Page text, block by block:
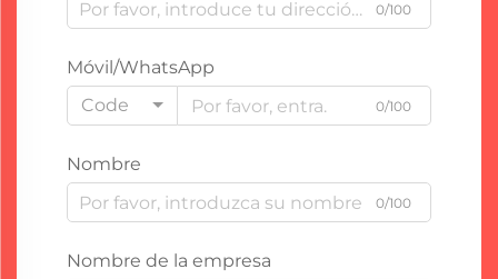
0/100
Móvil/WhatsApp
Code
0/100
Nombre
0/100
Nombre de la empresa